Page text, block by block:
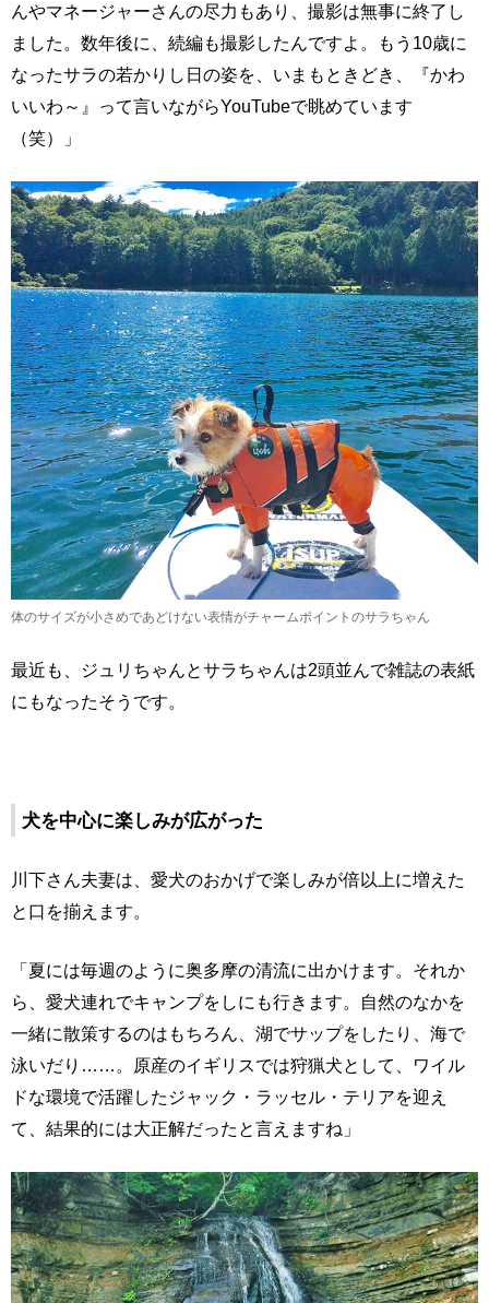
んやマネージャーさんの尽力もあり、撮影は無事に終了し
ました。数年後に、続編も撮影したんですよ。もう10歳に
なったサラの若かりし日の姿を、いまもときどき、『かわ
いいわ～』って言いながらYouTubeで眺めています
（笑）」
体のサイズが小さめであどけない表情がチャームポイントのサラちゃん
最近も、ジュリちゃんとサラちゃんは2頭並んで雑誌の表紙
にもなったそうです。
犬を中心に楽しみが広がった
川下さん夫妻は、愛犬のおかげで楽しみが倍以上に増えた
と口を揃えます。
「夏には毎週のように奥多摩の清流に出かけます。それか
ら、愛犬連れでキャンプをしにも行きます。自然のなかを
一緒に散策するのはもちろん、湖でサップをしたり、海で
泳いだり……。原産のイギリスでは狩猟犬として、ワイル
ドな環境で活躍したジャック・ラッセル・テリアを迎え
て、結果的には大正解だったと言えますね」